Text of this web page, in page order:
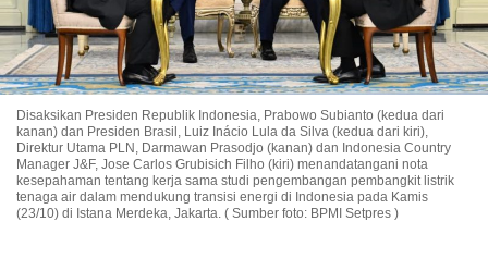
Disaksikan Presiden Republik Indonesia, Prabowo Subianto (kedua dari
kanan) dan Presiden Brasil, Luiz Inácio Lula da Silva (kedua dari kiri),
Direktur Utama PLN, Darmawan Prasodjo (kanan) dan Indonesia Country
Manager J&F, Jose Carlos Grubisich Filho (kiri) menandatangani nota
kesepahaman tentang kerja sama studi pengembangan pembangkit listrik
tenaga air dalam mendukung transisi energi di Indonesia pada Kamis
(23/10) di Istana Merdeka, Jakarta. ( Sumber foto: BPMI Setpres )